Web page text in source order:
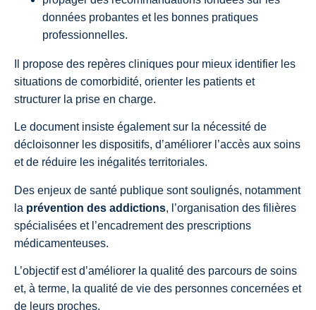
données probantes et les bonnes pratiques
professionnelles.
Il propose des repères cliniques pour mieux identifier les
situations de comorbidité, orienter les patients et
structurer la prise en charge.
Le document insiste également sur la nécessité de
décloisonner les dispositifs, d’améliorer l’accès aux soins
et de réduire les inégalités territoriales.
Des enjeux de santé publique sont soulignés, notamment
la prévention des addictions, l’organisation des filières
spécialisées et l’encadrement des prescriptions
médicamenteuses.
L’objectif est d’améliorer la qualité des parcours de soins
et, à terme, la qualité de vie des personnes concernées et
de leurs proches.